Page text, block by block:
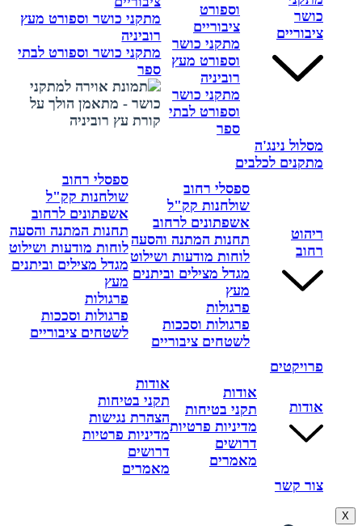
כושר
ציבוריים
וספורט
ציבוריים
מתקני כושר
וספורט מעץ
רוביניה
מתקני כושר
וספורט לבתי
ספר
מתקני כושר וספורט מעץ
רוביניה
מתקני כושר וספורט לבתי
ספר
מסלול נינג'ה
מתקנים לכלבים
ריהוט
רחוב
ספסלי רחוב
שולחנות קק"ל
אשפתונים לרחוב
תחנות המתנה והסעה
לוחות מודעות ושילוט
מגדל מצילים וביתנים
מעץ
פרגולות
פרגולות וסככות
לשטחים ציבוריים
ספסלי רחוב
שולחנות קק"ל
אשפתונים לרחוב
תחנות המתנה והסעה
לוחות מודעות ושילוט
מגדל מצילים וביתנים
מעץ
פרגולות
פרגולות וסככות
לשטחים ציבוריים
פרויקטים
אודות
אודות
תקני בטיחות
מדיניות פרטיות
דרושים
מאמרים
אודות
תקני בטיחות
הצהרת נגישות
מדיניות פרטיות
דרושים
מאמרים
צור קשר
X